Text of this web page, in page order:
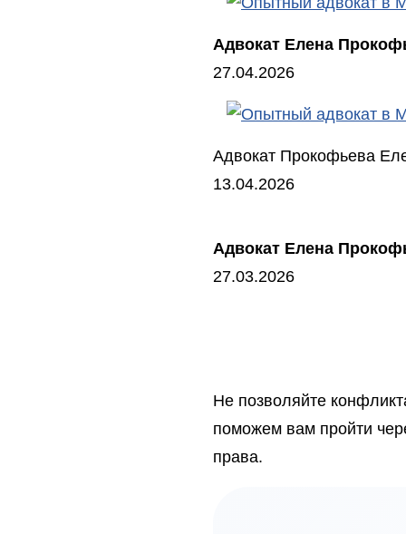
Адвокат Елена
27.04.2026
Адвокат Прокофьева
13.04.2026
Адвокат Елена
27.03.2026
Не позволяйте
поможем вам пройти
права.